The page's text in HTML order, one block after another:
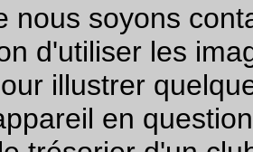
nous soyons
d'utiliser les
illustrer
en